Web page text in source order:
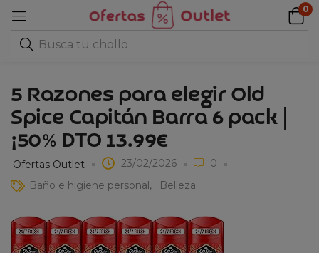
0
5 Razones para elegir Old
Spice Capitán Barra 6 pack |
¡50% DTO 13.99€
Ofertas Outlet 23/02/2026
0
Baño e higiene personal
Belleza